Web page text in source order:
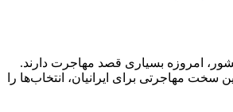
امروزه بسیاری قصد مهاجرت دارند.
سخت مهاجرتی برای ایرانیان، انتخاب‌ها را